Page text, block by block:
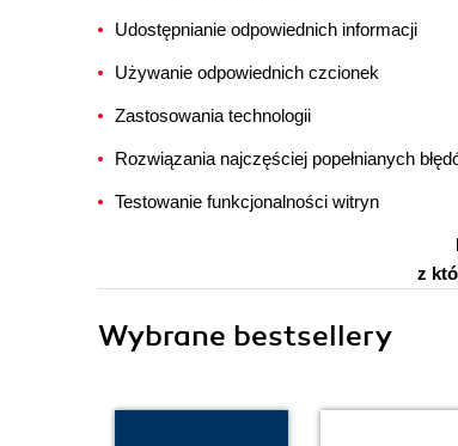
Udostępnianie odpowiednich informacji
Używanie odpowiednich czcionek
Zastosowania technologii
Rozwiązania najczęściej popełnianych
Testowanie funkcjonalności witryn
z
Wybrane bestsellery